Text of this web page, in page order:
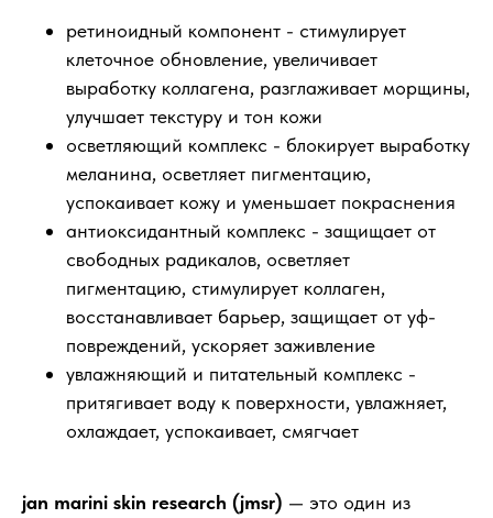
ретиноидный компонент - стимулирует
клеточное обновление, увеличивает
выработку коллагена, разглаживает морщины,
улучшает текстуру и тон кожи
осветляющий комплекс - блокирует выработку
меланина, осветляет пигментацию,
успокаивает кожу и уменьшает покраснения
антиоксидантный комплекс - защищает от
свободных радикалов, осветляет
пигментацию, стимулирует коллаген,
восстанавливает барьер, защищает от уф-
повреждений, ускоряет заживление
увлажняющий и питательный комплекс -
притягивает воду к поверхности, увлажняет,
охлаждает, успокаивает, смягчает
jan marini skin research (jmsr) — это один из